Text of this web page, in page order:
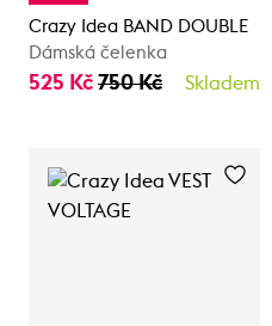
Crazy Idea BAND DOUBLE
Dámská čelenka
525 Kč 750 Kč Skladem